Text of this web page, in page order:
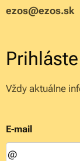
ezos@ezos.sk
Vždy aktuálne
E-mail